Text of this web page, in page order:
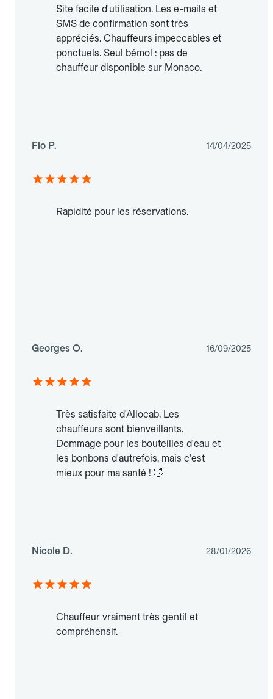
Site facile d'utilisation. Les e-mails et
SMS de confirmation sont très
appréciés. Chauffeurs impeccables et
ponctuels. Seul bémol : pas de
chauffeur disponible sur Monaco.
Flo P. 14/04/2025
Rapidité pour les réservations.
Georges O. 16/09/2025
Très satisfaite d'Allocab. Les
chauffeurs sont bienveillants.
Dommage pour les bouteilles d'eau et
les bonbons d'autrefois, mais c'est
mieux pour ma santé ! 🤣
Nicole D. 28/01/2026
Chauffeur vraiment très gentil et
compréhensif.